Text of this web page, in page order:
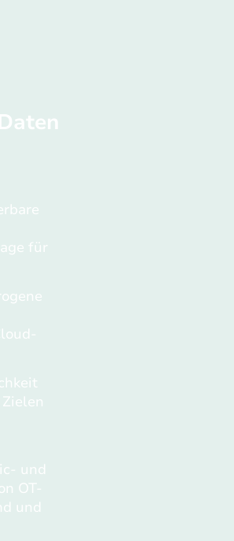
für
und
OT-
und